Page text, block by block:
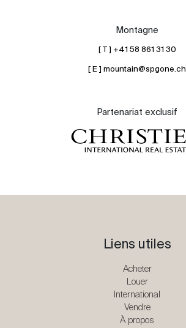
Montagne
[ T ] +41 58 861 31 30
[ E ] mountain@spgone.ch
Partenariat exclusif
Liens utiles
Acheter
Louer
International
Vendre
À propos